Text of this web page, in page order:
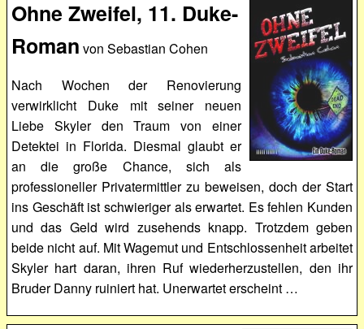
Ohne Zweifel, 11. Duke-
Roman von Sebastian Cohen
Nach Wochen der Renovierung
verwirklicht Duke mit seiner neuen
Liebe Skyler den Traum von einer
Detektei in Florida. Diesmal glaubt er
an die große Chance, sich als
professioneller Privatermittler zu beweisen, doch der Start
ins Geschäft ist schwieriger als erwartet. Es fehlen Kunden
und das Geld wird zusehends knapp. Trotzdem geben
beide nicht auf. Mit Wagemut und Entschlossenheit arbeitet
Skyler hart daran, ihren Ruf wiederherzustellen, den ihr
Bruder Danny ruiniert hat. Unerwartet erscheint …